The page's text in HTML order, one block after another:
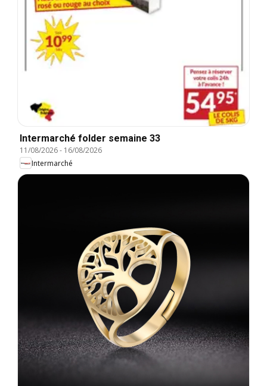
Intermarché folder semaine 33
11/08/2026- 16/08/2026
Intermarché